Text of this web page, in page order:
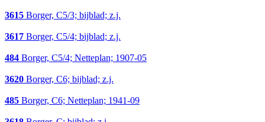
3615 Borger, C5/3; bijblad; z.j.
3617 Borger, C5/4; bijblad; z.j.
484 Borger, C5/4; Netteplan; 1907-05
3620 Borger, C6; bijblad; z.j.
485 Borger, C6; Netteplan; 1941-09